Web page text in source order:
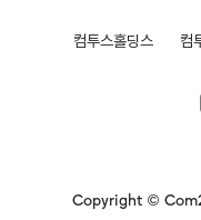
컴투스홀딩스 컴
Copyright ©